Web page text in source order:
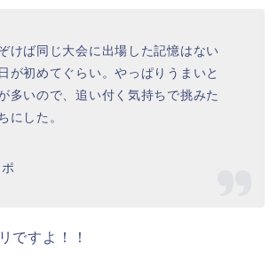
けば同じ大会に出場した記憶はない
が初めてぐらい。やっぱりうまいと
多いので、追い付く気持ちで挑みた
にした。
ですよ！！